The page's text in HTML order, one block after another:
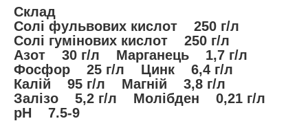
Склад
Солi фульвових кислот 250 г/л
Солi гумiнових кислот 250 г/л
Азот 30 г/л Марганець 1,7 г/л
Фосфор 25 г/л Цинк 6,4 г/л
Калій 95 г/л Магній 3,8 г/л
Залізо 5,2 г/л Молібден 0,21 г/л
pH 7.5-9